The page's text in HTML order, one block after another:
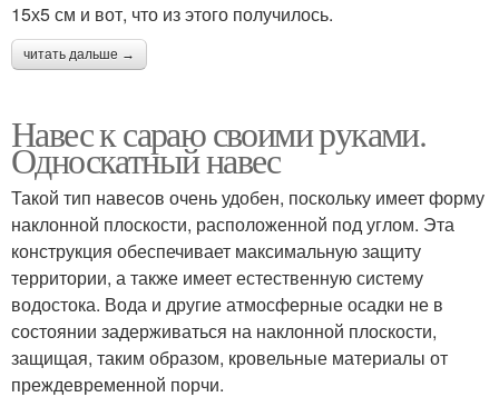
15х5 см и вот, что из этого получилось.
читать дальше →
Навес к сараю своими руками.
Односкатный навес
Такой тип навесов очень удобен, поскольку имеет форму
наклонной плоскости, расположенной под углом. Эта
конструкция обеспечивает максимальную защиту
территории, а также имеет естественную систему
водостока. Вода и другие атмосферные осадки не в
состоянии задерживаться на наклонной плоскости,
защищая, таким образом, кровельные материалы от
преждевременной порчи.